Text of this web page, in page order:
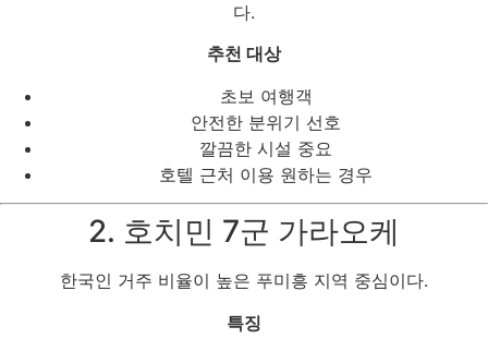
다.
추천 대상
초보 여행객
안전한 분위기 선호
깔끔한 시설 중요
호텔 근처 이용 원하는 경우
2. 호치민 7군 가라오케
한국인 거주 비율이 높은 푸미흥 지역 중심이다.
특징